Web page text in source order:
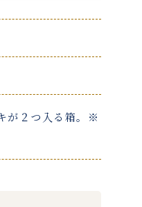
が２つ入る箱。※